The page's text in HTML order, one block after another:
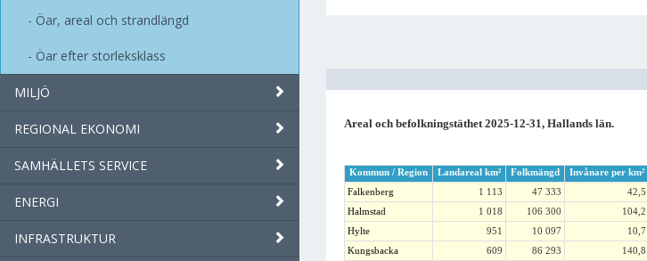
Öar, areal och strandlängd
Öar efter storleksklass
MILJÖ
REGIONAL EKONOMI
SAMHÄLLETS SERVICE
ENERGI
INFRASTRUKTUR
Areal och befolkningstäthet 2025-12-31, Hallands län.
Kommun / Region Landareal km² Folkmängd
Invånare per km²
Falkenberg
1 113 47 333
42,5
Halmstad
1 018 106 300
104,2
Hylte
951 10 097
10,7
Kungsbacka
609 86 293
140,8